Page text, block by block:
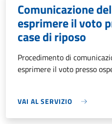
Comunicazione
esprimere il voto
case di riposo
Procedimento di
esprimere il voto presso
VAI AL SERVIZIO